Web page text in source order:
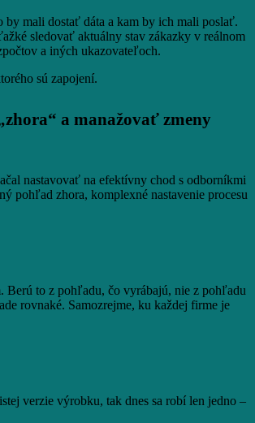
by mali dostať dáta a kam by ich mali poslať.
sledovať aktuálny stav zákazky v reálnom
a iných ukazovateľoch.
sú zapojení.
a manažovať zmeny
nastavovať na efektívny chod s odborníkmi
pohľad zhora, komplexné nastavenie procesu
Berú to z pohľadu, čo vyrábajú, nie z pohľadu
rovnaké. Samozrejme, ku každej firme je
verzie výrobku, tak dnes sa robí len jedno –